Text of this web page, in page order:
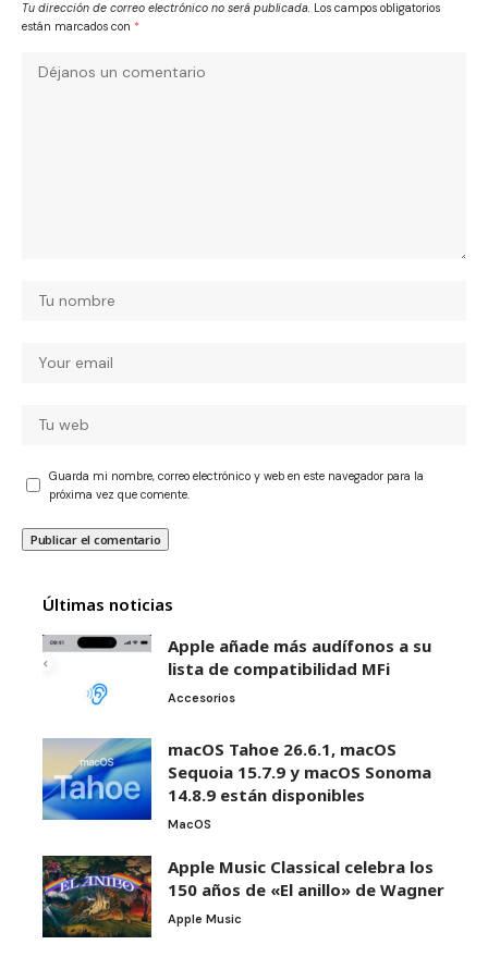
Tu dirección de correo electrónico no será publicada. Los campos obligatorios
están marcados con *
Guarda mi nombre, correo electrónico y web en este navegador para la
próxima vez que comente.
Últimas noticias
Apple añade más audífonos a su
lista de compatibilidad MFi
Accesorios
macOS Tahoe 26.6.1, macOS
Sequoia 15.7.9 y macOS Sonoma
14.8.9 están disponibles
MacOS
Apple Music Classical celebra los
150 años de «El anillo» de Wagner
Apple Music